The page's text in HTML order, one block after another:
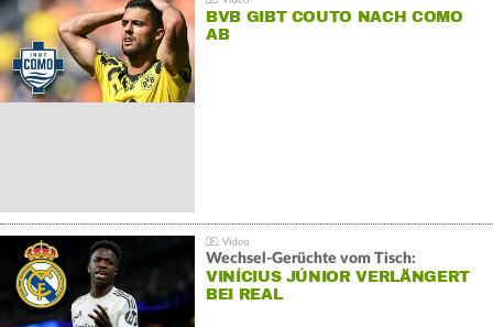
BVB GIBT COUTO NACH COMO
AB
Wechsel-Gerüchte vom Tisch:
VINÍCIUS JÚNIOR VERLÄNGERT
BEI REAL